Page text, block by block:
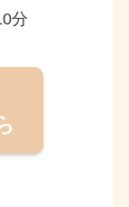
分